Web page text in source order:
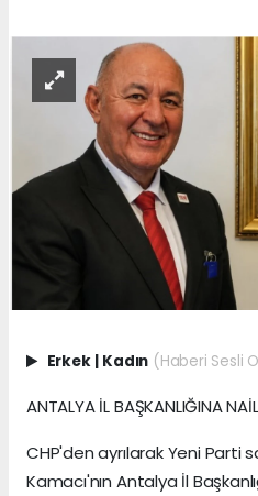
Erkek | Kadın (Haberi Sesli
ANTALYA İL BAŞKANLIĞINA
CHP'den ayrılarak Yeni Parti
Kamacı'nın Antalya İl